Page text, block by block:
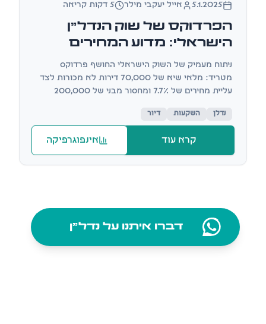
5.1.2025 אייל יעקבי מילר 5 דקות קריאה
הפרדוקס של שוק הנדל"ן
הישראלי: מדוע המחירים
ממשיכים לטפס כשהמלאי
בשיא?
ניתוח מעמיק של השוק הישראלי החושף פרדוקס
מטריד: מלאי שיא של 70,000 דירות לא מכורות לצד
עליית מחירים של 7.7% ומחסור מבני של 200,000
נדלן השקעות דיור
קרא עוד אינפוגרפיקה
דברו איתנו על נדל״ן